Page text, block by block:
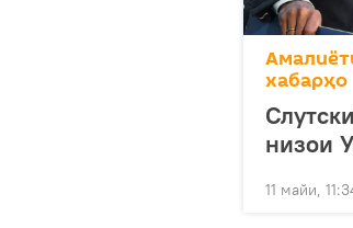
хабарҳо
низои
11 майи,